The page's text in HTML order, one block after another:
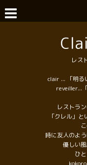
レス
clair ... 「明る
reveiller...
レストラ
「クレル」
時に友人のよ
優しい
ひ